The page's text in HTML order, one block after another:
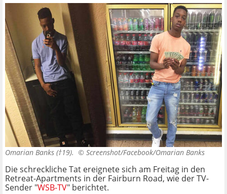
Omarian Banks (†19). © Screenshot/Facebook/Omarian Banks
Die schreckliche Tat ereignete sich am Freitag in den
Retreat-Apartments in der Fairburn Road, wie der TV-
Sender "WSB-TV" berichtet.